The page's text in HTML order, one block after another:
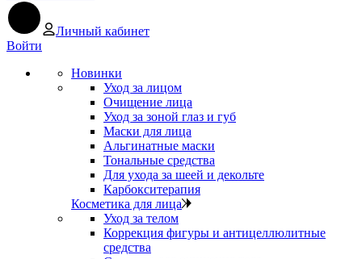
Личный кабинет
Войти
Новинки
Уход за лицом
Очищение лица
Уход за зоной глаз и губ
Маски для лица
Альгинатные маски
Тональные средства
Для ухода за шеей и декольте
Карбокситерапия
Косметика для лица
Уход за телом
Коррекция фигуры и антицеллюлитные
средства